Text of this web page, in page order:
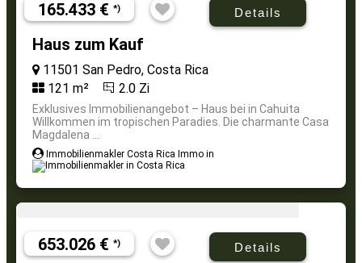
165.433 € *) Details
Haus zum Kauf
11501 San Pedro, Costa Rica
121 m²
2.0 Zi
Exklusives Immobilienangebot – Haus bei in Cahuita
Willkommen im tropischen Paradies. Die charmante Casa
Magdalena ...
Immobilienmakler Costa Rica Immo in
653.026 € *) Details